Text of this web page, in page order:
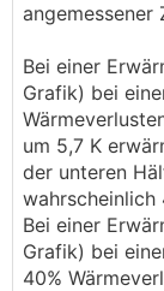
angemessener
Bei einer
Grafik) bei
um 5,7 K
der unteren
wahrscheinlich
Bei einer
Grafik) bei
40%